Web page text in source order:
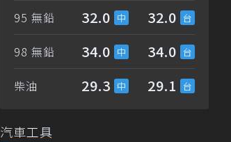
95 無鉛 32.0 32.0
98 無鉛 34.0 34.0
柴油 29.3 29.1
汽車工具